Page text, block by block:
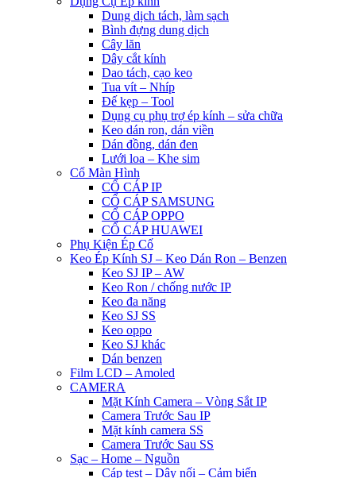
Dung dịch tách, làm sạch
Bình đựng dung dịch
Cây lăn
Dây cắt kính
Dao tách, cạo keo
Tua vít – Nhíp
Đế kẹp – Tool
Dụng cụ phụ trợ ép kính – sửa chữa
Keo dán ron, dán viền
Dán đồng, dán đen
Lưới loa – Khe sim
Cổ Màn Hình
CỔ CÁP IP
CỔ CÁP SAMSUNG
CỔ CÁP OPPO
CỔ CÁP HUAWEI
Phụ Kiện Ép Cố
Keo Ép Kính SJ – Keo Dán Ron – Benzen
Keo SJ IP – AW
Keo Ron / chống nước IP
Keo đa năng
Keo SJ SS
Keo oppo
Keo SJ khác
Dán benzen
Film LCD – Amoled
CAMERA
Mặt Kính Camera – Vòng Sắt IP
Camera Trước Sau IP
Mặt kính camera SS
Camera Trước Sau SS
Sạc – Home – Nguồn
Cáp test – Dây nối – Cảm biến